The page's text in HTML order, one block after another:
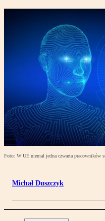
Foto: W UE niemal jedna czwarta pracowników
Michał Duszczyk